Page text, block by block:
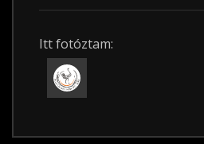
Itt fotóztam: